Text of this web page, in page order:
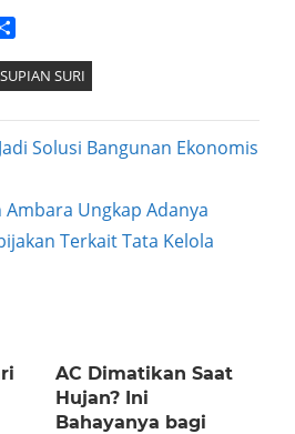
SUPIAN SURI
Solusi Bangunan Ekonomis
Ungkap Adanya
Terkait Tata Kelola
AC Dimatikan Saat
Hujan? Ini
Bahayanya bagi